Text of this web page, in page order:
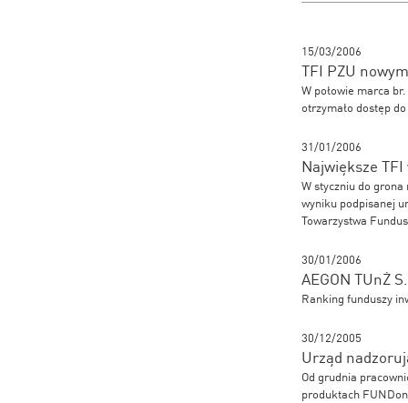
15/03/2006
TFI PZU
W połowie marca
otrzymało dostęp
31/01/2006
Największe
W styczniu do
wyniku podpisanej
Towarzystwa
30/01/2006
AEGON TUnŻ
Ranking funduszy
30/12/2005
Urząd
Od grudnia
produktach